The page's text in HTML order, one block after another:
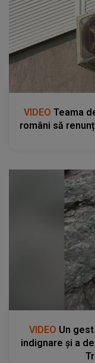
VIDEO Teama
români să
VIDEO Un
indignare și a